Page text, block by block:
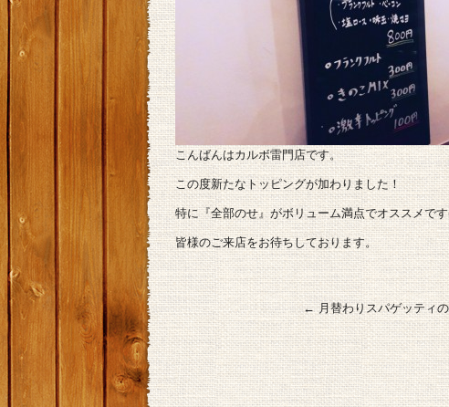
こんばんはカルボ雷門店です。
この度新たなトッピングが加わりました！
特に『全部のせ』がボリューム満点でオススメで
皆様のご来店をお待ちしております。
←月替わりスパゲッティ